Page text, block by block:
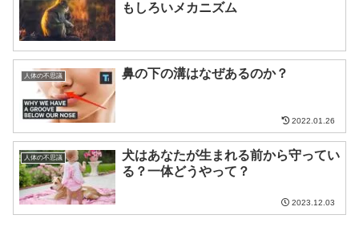
もしろいメカニズム
人体の不思議 鼻の下の溝はなぜあるのか？
2022.01.26
人体の不思議
犬はあなたが生まれる前から守ってい
る？一体どうやって？
2023.12.03